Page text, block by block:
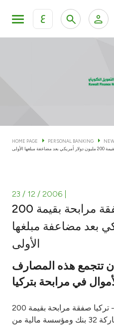
ع
KFH Online Corporate
Cards
Banking Tiers
Investment
Ways to bank
Tools & Services
HOME PAGE PERSONAL BANKING
مبلغها الأولى
23 / 12 / 2006
بيتك- تركيا يوقع صفقة مرابحة بقيمة 200
بعد مضاعفة مبلغها
الأولى
تتجمع هذه المصارف
في مرابحة بتركيا
ابرم بيت التمويل الكويتي- تركيا صفقة مرابحة بقيمة 200
مليون دولار أمريكي بمشاركة 32 بنك ومؤسسة مالية من